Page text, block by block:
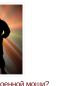
мощи?